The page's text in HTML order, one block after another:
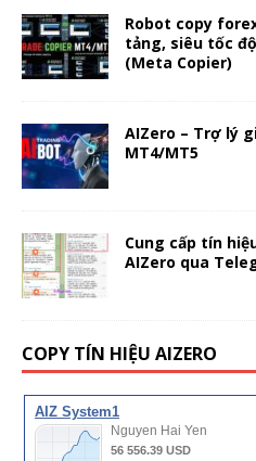
Robot copy
tảng, siêu tốc
(Meta Copier)
AIZero – Trợ lý
MT4/MT5
Cung cấp tín
AIZero qua
COPY TÍN HIỆU AIZERO